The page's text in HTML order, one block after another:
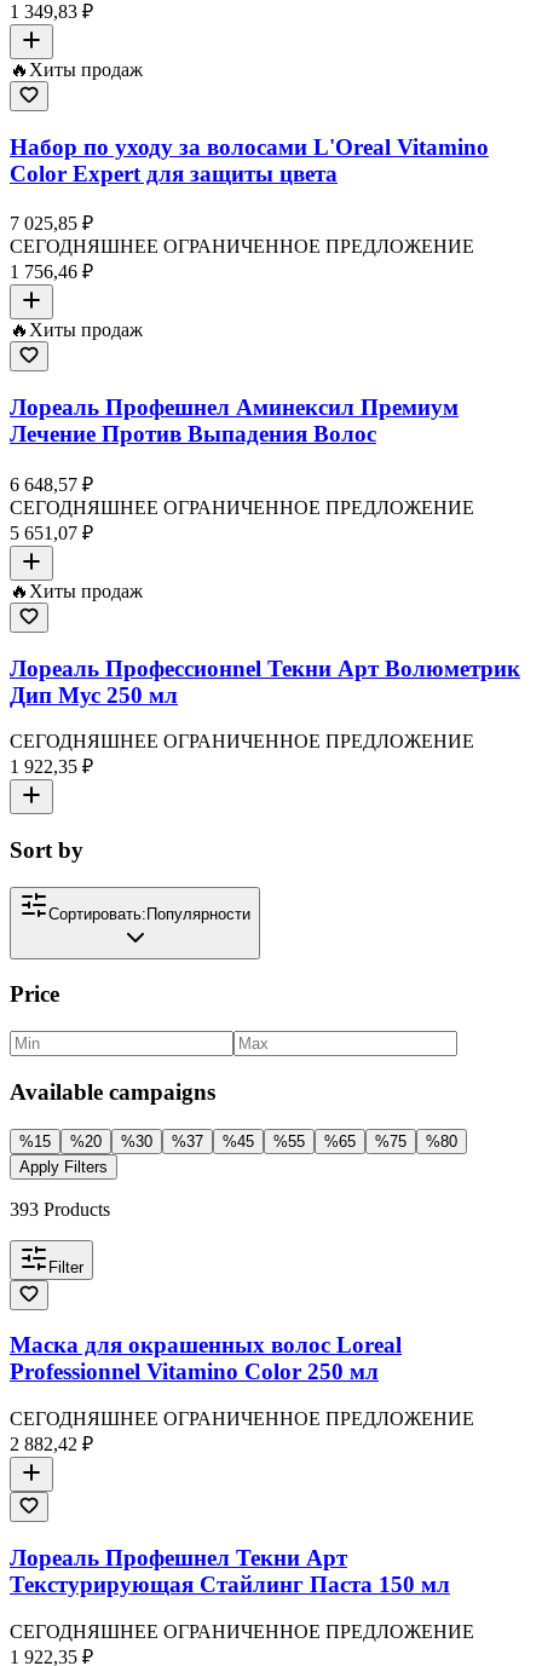
1 349,83 ₽
🔥 Хиты продаж
Набор по уходу за волосами L'Oreal Vitamino
Color Expert для защиты цвета
7 025,85 ₽
СЕГОДНЯШНЕЕ ОГРАНИЧЕННОЕ ПРЕДЛОЖЕНИЕ
1 756,46 ₽
🔥Хиты продаж
Лореаль Профешнел Аминексил Премиум
Лечение Против Выпадения Волос
6 648,57 ₽
СЕГОДНЯШНЕЕ ОГРАНИЧЕННОЕ ПРЕДЛОЖЕНИЕ
5 651,07 ₽
🔥 Хиты продаж
Лореаль Профессионnel Текни Арт Волюметрик
Дип Мус 250 мл
СЕГОДНЯШНЕЕ ОГРАНИЧЕННОЕ ПРЕДЛОЖЕНИЕ
1 922,35 ₽
Sort by
Сортировать: Популярности
Price
Available campaigns
%15 %20 %30 %37 %45 %55 %65 %75 %80
Apply Filters
393 Products
Filter
Маска для окрашенных волос Loreal
Professionnel Vitamino Color 250 мл
СЕГОДНЯШНЕЕ ОГРАНИЧЕННОЕ ПРЕДЛОЖЕНИЕ
2 882,42 ₽
Лореаль Профешнел Текни Арт
Текстурирующая Стайлинг Паста 150 мл
СЕГОДНЯШНЕЕ ОГРАНИЧЕННОЕ ПРЕДЛОЖЕНИЕ
1 922,35 ₽